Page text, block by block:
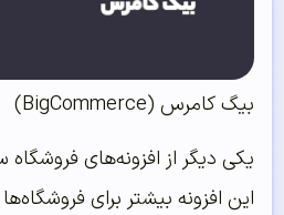
بیگ کامرس (BigCommerce)
یکی دیگر از افزونه‌های
این افزونه بیشتر برای